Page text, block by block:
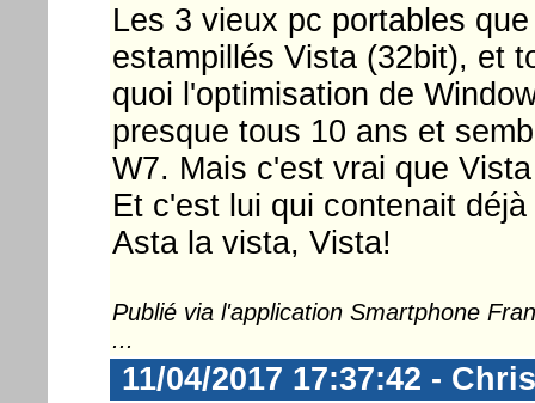
Les 3 vieux pc portables
estampillés Vista (32bit), et
quoi l'optimisation de
presque tous 10 ans et
W7. Mais c'est vrai que
Et c'est lui qui contenait
Asta la vista, Vista!
Publié via l'application Smartphone
...
11/04/2017 17:37:42 -